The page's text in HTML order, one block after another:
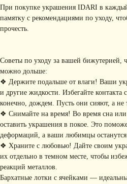
При покупке украшения IDARI в
памятку с рекомендациями по уходу,
прочесть.
Советы по уходу за вашей бижутерией,
можно дольше:
❖ Держите подальше от влаги! Ваши
и другие жидкости. Избегайте
конечно, дождем. Пусть они сияют, а не
❖ Снимайте на время! Во время сна
оставить украшения в покое. Это
деформаций, а ваши любимцы останутся
❖ Храните с любовью! Дайте своим
их отдельно в темном месте, чтобы
реакций металлов.
Бархатные лотки с ячейками —
• Доставка и
• Рекомендации
• Новости
• Упаковка
• Об IDARI
• Главная
• Каталог
+ 7 (916) 958-00-78
КОНТАКТЫ
РАЗДЕЛЫ ИНТЕРНЕТ-
МАГАЗИНА